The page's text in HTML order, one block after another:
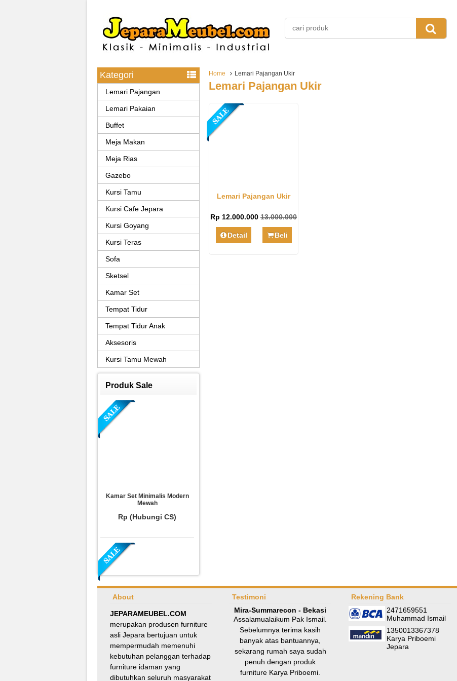
Home Lemari Pajangan Ukir
Lemari Pajangan Ukir
Lemari Pajangan Ukir
Rp 12.000.000 13.000.000
Detail Beli
Kategori
Lemari Pajangan
Lemari Pakaian
Buffet
Meja Makan
Meja Rias
Gazebo
Kursi Tamu
Kursi Cafe Jepara
Kursi Goyang
Kursi Teras
Sofa
Sketsel
Kamar Set
Tempat Tidur
Tempat Tidur Anak
Aksesoris
Kursi Tamu Mewah
Produk Sale
Kamar Set Minimalis Modern
Mewah
Rp (Hubungi CS)
Meja Makan Oval Minimalis
Kursi Silang
Rp 8.100.0009.000.000
About
JEPARAMEUBEL.COM
merupakan produsen furniture
asli Jepara bertujuan untuk
mempermudah memenuhi
kebutuhan pelanggan terhadap
furniture idaman yang
dibutuhkan seluruh masyarakat
Testimoni
Mira-Summarecon - Bekasi
Assalamualaikum Pak Ismail.
Sebelumnya terima kasih
banyak atas bantuannya,
sekarang rumah saya sudah
penuh dengan produk
furniture Karya Priboemi.
Rekening Bank
2471659551
Muhammad Ismail
1350013367378
Karya Priboemi
Jepara